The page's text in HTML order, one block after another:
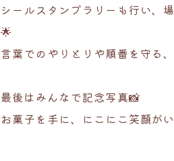
シールスタンプラリーも行い、
🌟
言葉でのやりとりや順番を守る
最後はみんなで記念写真📸
お菓子を手に、にこにこ笑顔が